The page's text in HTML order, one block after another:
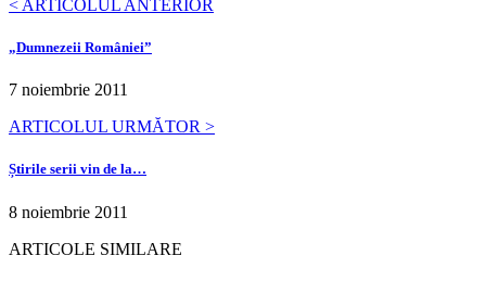
< ARTICOLUL ANTERIOR
„Dumnezeii României”
7 noiembrie 2011
ARTICOLUL URMĂTOR >
Știrile serii vin de la…
8 noiembrie 2011
ARTICOLE SIMILARE